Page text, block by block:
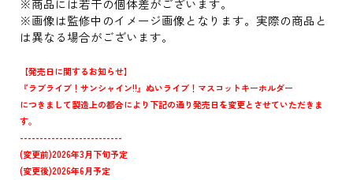
※商品には若干の個体差がございます。
※画像は監修中のイメージ画像となります。実際の商品と
は異なる場合がございます。
【発売日に関するお知らせ】
『ラブライブ！サンシャイン!!』ぬいライブ！マスコットキーホルダー
につきまして製造上の都合により下記の通り発売日を変更とさせていただきま
す。
--------------------------
(変更前)2026年3月下旬予定
(変更後)2026年6月予定